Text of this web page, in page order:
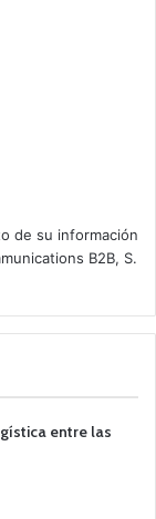
de su información
B2B, S.
entre las